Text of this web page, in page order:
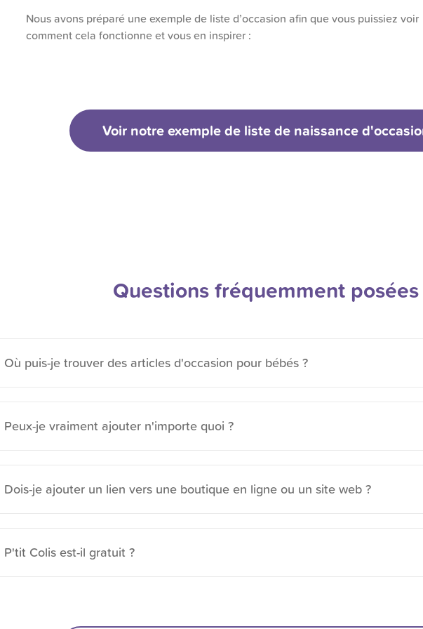
Nous avons préparé une exemple de liste d’occasion afin que vous puissiez voir
comment cela fonctionne et vous en inspirer :
Voir notre exemple de liste de naissance
Questions fréquemment posées
Où puis-je trouver des articles d'occasion pour bébés ?
Peux-je vraiment ajouter n'importe quoi ?
Dois-je ajouter un lien vers une boutique en ligne ou un site web ?
P'tit Colis est-il gratuit ?